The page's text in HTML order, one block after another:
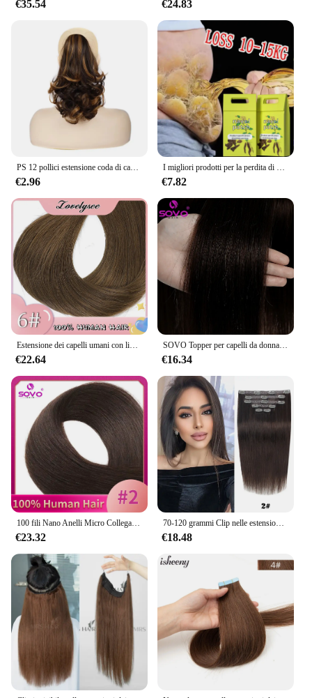
€35.54 €24.83
€2.96 €7.82
€22.64
SOVO Topper per capelli da donna con Clip 100% Toppers per capelli umani Remy per capelli sottili Clip di colore naturale In estensioni dei capelli di un pezzo
€16.34
€23.32
70-120 grammi Clip nelle estensioni dei capelli Veri capelli naturali Remy Set dritto 7 pezzi Clip brasiliana nelle estensioni dei capelli umani
€18.48